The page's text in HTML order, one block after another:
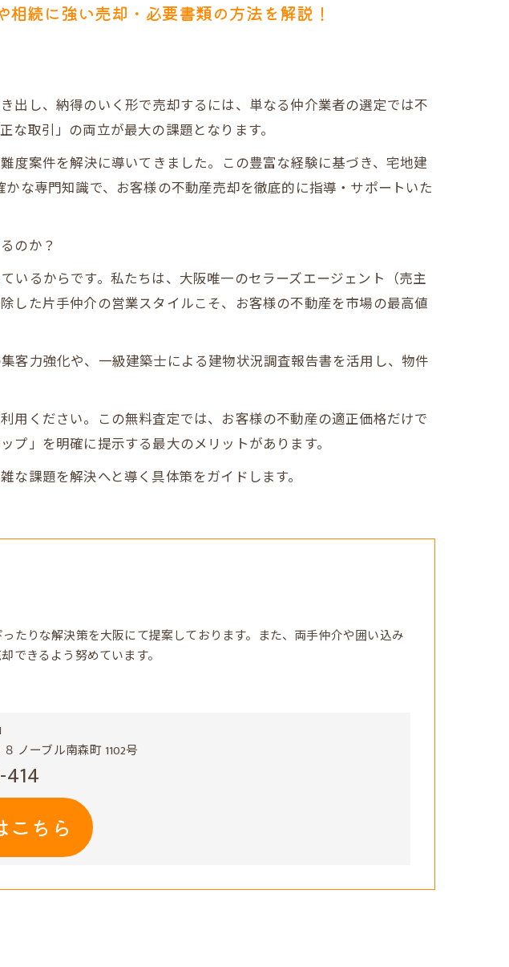
続に強い売却・必要書類の方法を解説！
出し、納得のいく形で売却するには、単なる仲介業者の選定では不
取引」の両立が最大の課題となります。
度案件を解決に導いてきました。この豊富な経験に基づき、宅地建
な専門知識で、お客様の不動産売却を徹底的に指導・サポートいた
のか？
るからです。私たちは、大阪唯一のセラーズエージェント（売主
した片手仲介の営業スタイルこそ、お客様の不動産を市場の最高値
客力強化や、一級建築士による建物状況調査報告書を活用し、物件
用ください。この無料査定では、お客様の不動産の適正価格だけで
」を明確に提示する最大のメリットがあります。
課題を解決へと導く具体策をガイドします。
たりな解決策を大阪にて提案しております。また、両手仲介や囲い込み
できるよう努めています。
ノーブル南森町 1102号
414
こちら